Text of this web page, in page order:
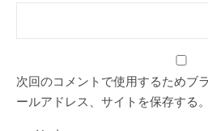
次回のコメントで使用するためブ
ールアドレス、サイトを保存する。